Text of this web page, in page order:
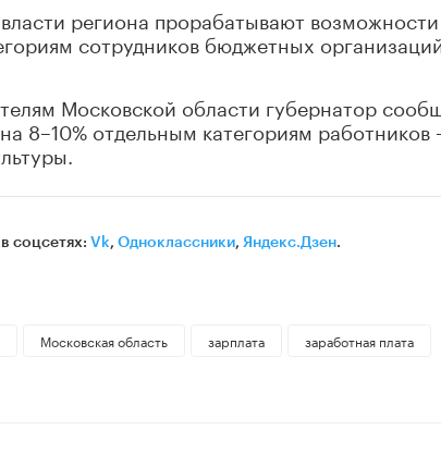
региона прорабатывают возможности
сотрудников бюджетных
Московской области губернатор
8–10% отдельным категориям работников
соцсетях: Vk, Одноклассники, Яндекс.Дзен.
Московская область зарплата
заработная плата